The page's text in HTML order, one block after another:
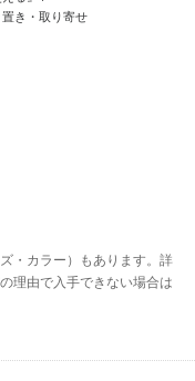
置き・取り寄せ
・カラー）もあります。詳
理由で入手できない場合は